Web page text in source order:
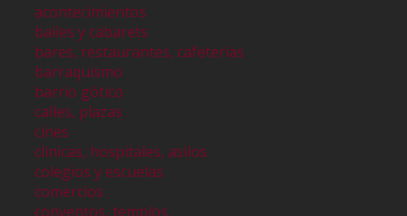
acontecimientos
bailes y cabarets
bares, restaurantes, cafeterías
barraquismo
barrio gótico
calles, plazas
cines
clinicas, hospitales, asilos
colegios y escuelas
comercios
conventos, templos